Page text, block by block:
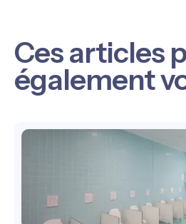
Ces articles
également